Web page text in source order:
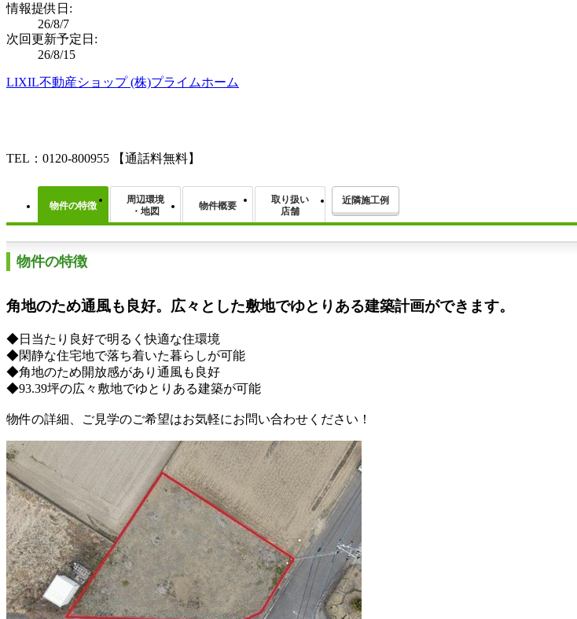
情報提供日:
26/8/7
次回更新予定日:
26/8/15
LIXIL不動産ショップ (株)プライムホーム
TEL：0120-800955 【通話料無料】
物件の特徴
周辺環境
・地図
物件概要
取り扱い
店舗
近隣施工例
物件の特徴
角地のため通風も良好。広々とした敷地でゆとりある建築計画ができます。
◆日当たり良好で明るく快適な住環境
◆閑静な住宅地で落ち着いた暮らしが可能
◆角地のため開放感があり通風も良好
◆93.39坪の広々敷地でゆとりある建築が可能
物件の詳細、ご見学のご希望はお気軽にお問い合わせください！